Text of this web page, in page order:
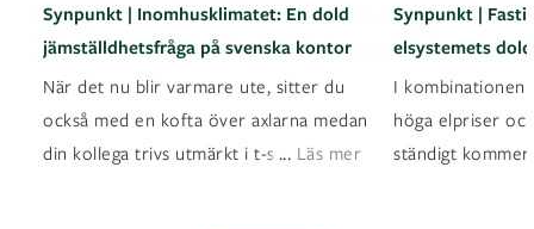
Synpunkt | Inomhusklimatet: En dold
jämställdhetsfråga på svenska kontor
När det nu blir varmare ute, sitter du
också med en kofta över axlarna medan
din kollega trivs utmärkt i t-shirt? Det ä
... Läs mer
Synpunkt |
elsystemets
I kombinationen
höga elpriser
ständigt